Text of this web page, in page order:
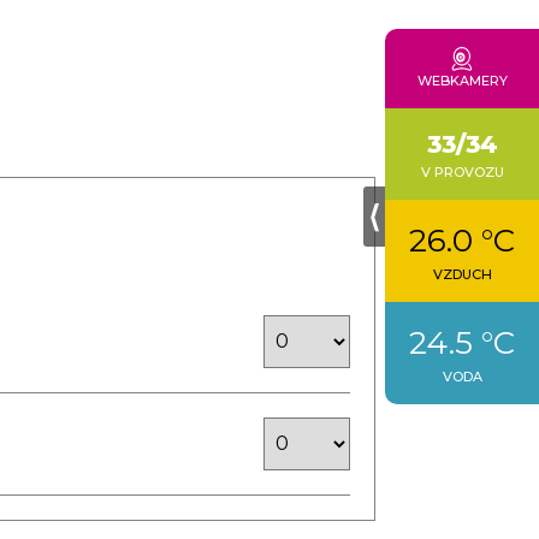
NABÍDKA PRÁCE
⟨
WEBKAMERY
33/34
V PROVOZU
26.0 °C
VZDUCH
24.5 °C
VODA